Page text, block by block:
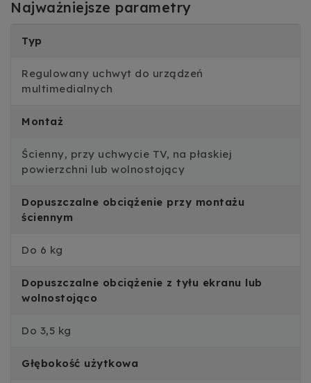
Najważniejsze parametry
Typ
Regulowany uchwyt do urządzeń
multimedialnych
Montaż
Ścienny, przy uchwycie TV, na płaskiej
powierzchni lub wolnostojący
Dopuszczalne obciążenie przy montażu
ściennym
Do 6 kg
Dopuszczalne obciążenie z tyłu ekranu lub
wolnostojąco
Do 3,5 kg
Głębokość użytkowa